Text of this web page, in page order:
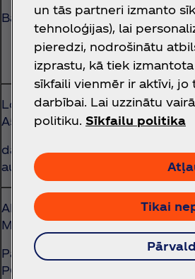
Balva Skaits
Logitech Astro
A50 x
datorspēļu
austiņas
10
Abonements
Microsoft Game
Pass Premium
PC, licence uz 1
un tās partneri izmanto
tehnoloģijas), lai
pieredzi, nodrošinātu
izprastu, kā tiek
sīkfaili vienmēr ir aktīvi,
darbībai. Lai uzzinātu
politiku. Sīkfailu politika
Tikai